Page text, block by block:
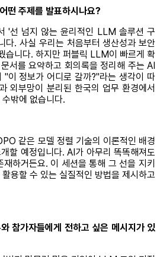
떤 주제를 발표하시나요?
'선 넘지 않는 윤리적인 LLM 솔루션 구
다. 사실 우리는 처음부터 생산성과 보안
습니다. 하지만 퍼블릭 LLM이 빠르게 확
서를 요약하고 회의록을 정리해 주는 AI
"이 정보가 어디로 갈까?"라는 생각이 따
외부망이 분리된 한국의 업무 환경에서
밖에 없습니다.
같은 모델 정렬 기술의 이론적인 배경
할 예정입니다. AI가 아무리 똑똑해져도
하거든요. 이 세션을 통해 그 선을 지키
용할 수 있는 실질적인 방법을 제시하고
참가자들에게 전하고 싶은 메시지가 있